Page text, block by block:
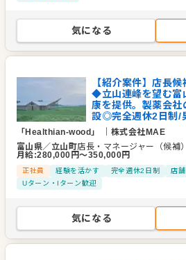
気になる
【紹介案件】店長
◆立山連峰を望む富
康を提供。製薬会
設◎完全週休2日制/
「Healthian-wood」
株式会社MAE
富山県／立山町店長・マネージャー（候補）
月給:280,000 円〜350,000円
正社員 経験を活かす 完全週休2日制
店
Uターン・Iターン歓迎
気になる